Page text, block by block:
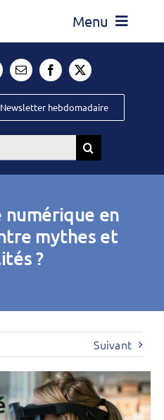
Menu
hebdomadaire
numérique en
mythes et
?
Suivant